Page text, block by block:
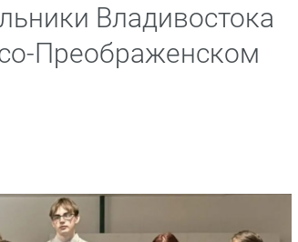
Владивостока
Преображенском